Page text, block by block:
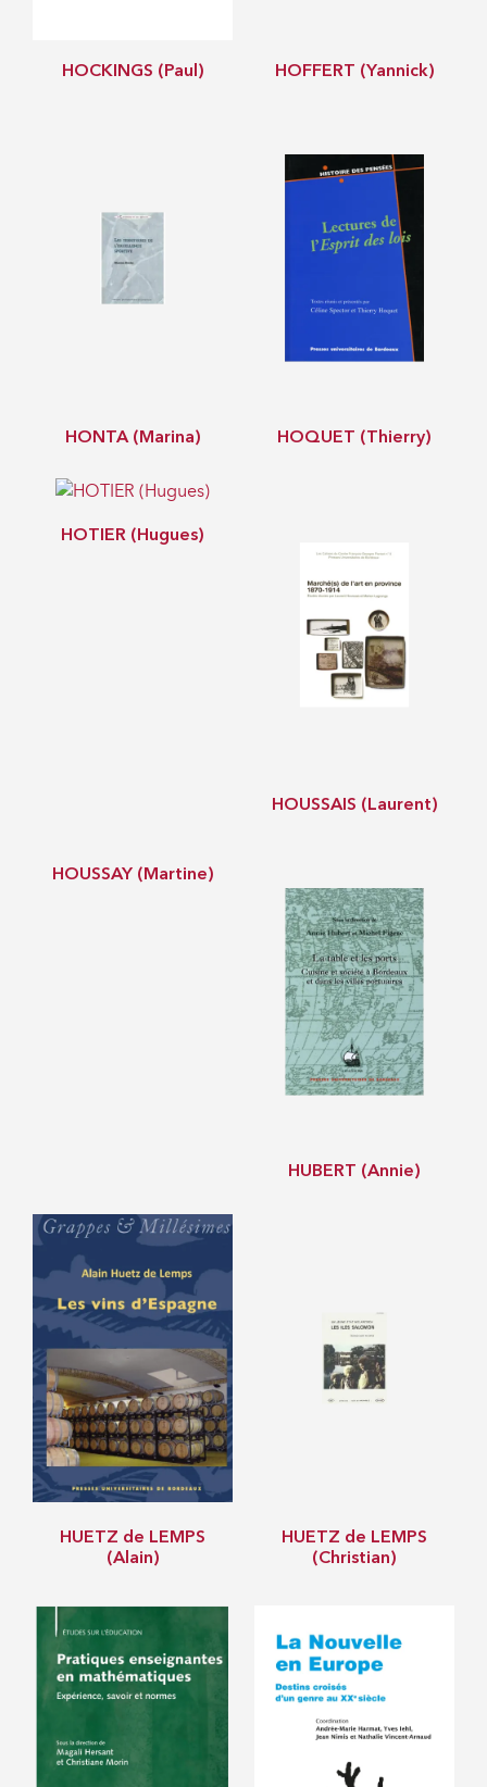
HOCKINGS (Paul) HOFFERT (Yannick)
HONTA (Marina) HOQUET (Thierry)
HOTIER (Hugues)
HOUSSAIS (Laurent)
HOUSSAY (Martine)
HUBERT (Annie)
HUETZ de LEMPS
(Alain)
HUETZ de LEMPS
(Christian)